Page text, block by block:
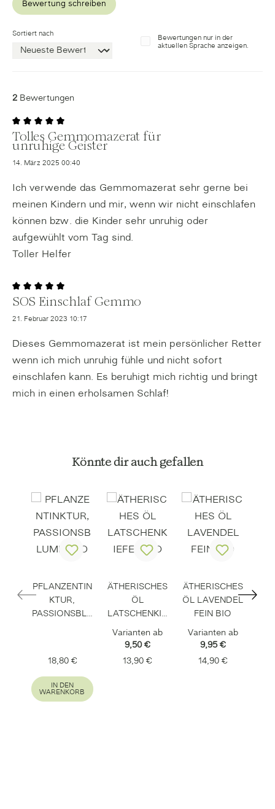
Bewertung schreiben
Bewertungen nur in der
aktuellen Sprache anzeigen.
Sortiert nach
2 Bewertungen
14. März 2025 00:40
Bewertung mit 5 von 5 Sternen
Tolles Gemmomazerat für
unruhige Geister
Ich verwende das Gemmomazerat sehr gerne bei
meinen Kindern und mir, wenn wir nicht einschlafen
können bzw. die Kinder sehr unruhig oder
aufgewühlt vom Tag sind.
Toller Helfer
21. Februar 2023 10:17
Bewertung mit 5 von 5 Sternen
SOS Einschlaf Gemmo
Dieses Gemmomazerat ist mein persönlicher Retter
wenn ich mich unruhig fühle und nicht sofort
einschlafen kann. Es beruhigt mich richtig und bringt
mich in einen erholsamen Schlaf!
Produktgalerie überspringen
Könnte dir auch gefallen
PFLANZENTIN
KTUR,
PASSIONSBLU
Regulärer Preis:
18,80 €
IN DEN
WARENKORB
ÄTHERISCHES
ÖL
LATSCHENKIE
FER BIO
Varianten ab
9,50 €
Regulärer Preis:
13,90 €
ÄTHERISCHES
ÖL LAVENDEL
FEIN BIO
Varianten ab
9,95 €
Regulärer
14,90 €